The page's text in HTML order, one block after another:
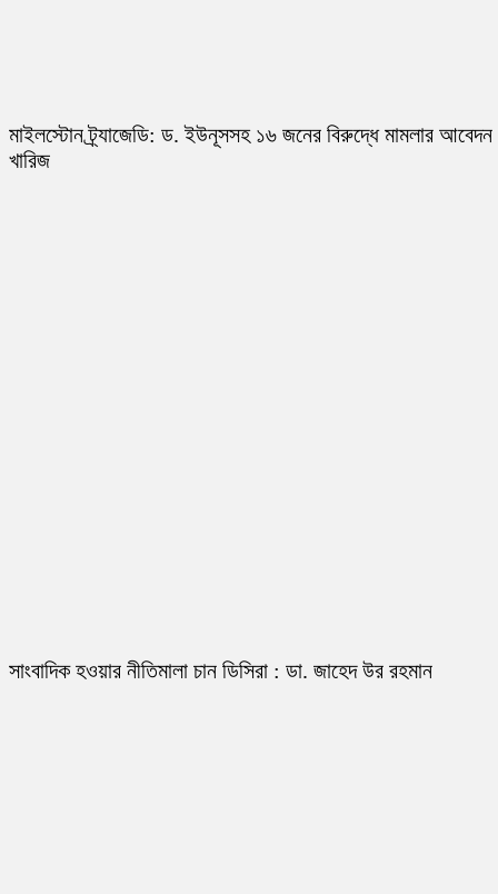
মাইলস্টোন ট্র্যাজেডি: ড. ইউনূসসহ ১৬ জনের বিরুদ্ধে মামলার আবেদন
খারিজ
সাংবাদিক হওয়ার নীতিমালা চান ডিসিরা : ডা. জাহেদ উর রহমান